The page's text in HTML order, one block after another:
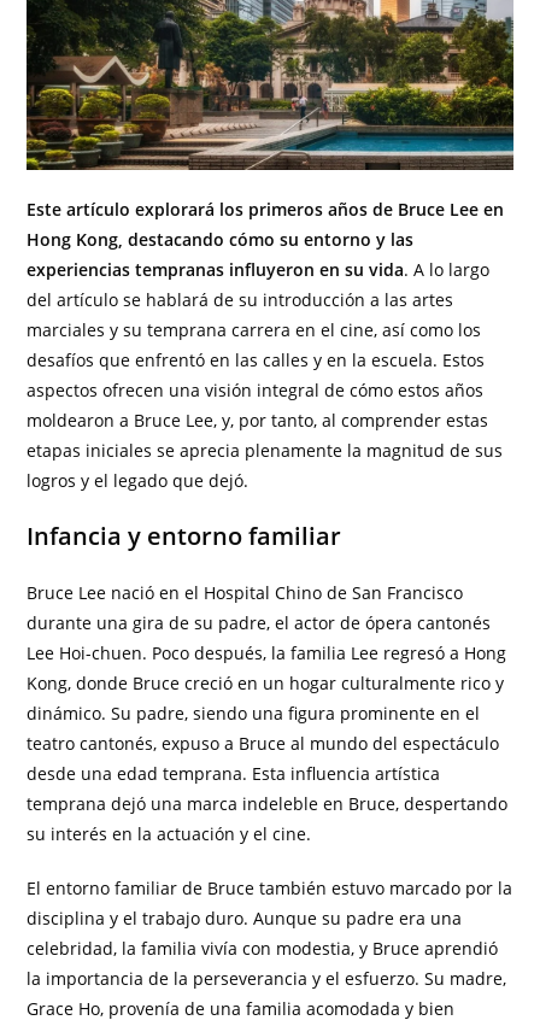
Este artículo explorará los primeros años de Bruce Lee en
Hong Kong, destacando cómo su entorno y las
experiencias tempranas influyeron en su vida. A lo largo
del artículo se hablará de su introducción a las artes
marciales y su temprana carrera en el cine, así como los
desafíos que enfrentó en las calles y en la escuela. Estos
aspectos ofrecen una visión integral de cómo estos años
moldearon a Bruce Lee, y, por tanto, al comprender estas
etapas iniciales se aprecia plenamente la magnitud de sus
logros y el legado que dejó.
Infancia y entorno familiar
Bruce Lee nació en el Hospital Chino de San Francisco
durante una gira de su padre, el actor de ópera cantonés
Lee Hoi-chuen. Poco después, la familia Lee regresó a Hong
Kong, donde Bruce creció en un hogar culturalmente rico y
dinámico. Su padre, siendo una figura prominente en el
teatro cantonés, expuso a Bruce al mundo del espectáculo
desde una edad temprana. Esta influencia artística
temprana dejó una marca indeleble en Bruce, despertando
su interés en la actuación y el cine.
El entorno familiar de Bruce también estuvo marcado por la
disciplina y el trabajo duro. Aunque su padre era una
celebridad, la familia vivía con modestia, y Bruce aprendió
la importancia de la perseverancia y el esfuerzo. Su madre,
Grace Ho, provenía de una familia acomodada y bien